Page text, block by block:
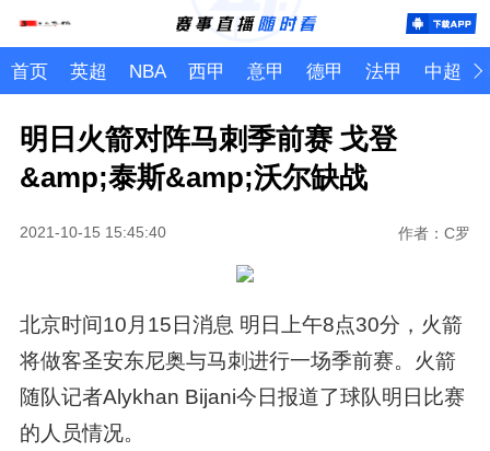
首页 英超 NBA 西甲 意甲 德甲 法甲 中超
明日火箭对阵马刺季前赛 戈登
&amp;泰斯&amp;沃尔缺战
2021-10-15 15:45:40 作者：C罗
北京时间10月15日消息 明日上午8点30分，火箭
将做客圣安东尼奥与马刺进行一场季前赛。火箭
随队记者Alykhan Bijani今日报道了球队明日比赛
的人员情况。